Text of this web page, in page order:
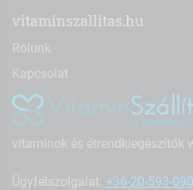
vitaminszallitas.hu
Rólunk
Kapcsolat
vitaminok és étrendkiegészítők
Ügyfélszolgálat: +36-20-593-